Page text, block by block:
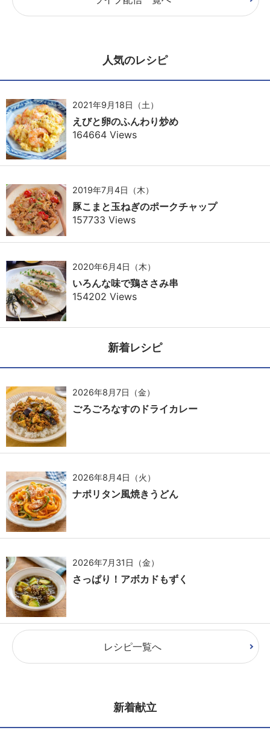
人気のレシピ
2021年9月18日（土）
えびと卵のふんわり炒め
164664 Views
2019年7月4日（木）
豚こまと玉ねぎのポークチャップ
157733 Views
2020年6月4日（木）
いろんな味で鶏ささみ串
154202 Views
新着レシピ
2026年8月7日（金）
ごろごろなすのドライカレー
2026年8月4日（火）
ナポリタン風焼きうどん
2026年7月31日（金）
さっぱり！アボカドもずく
レシピ一覧へ
新着献立